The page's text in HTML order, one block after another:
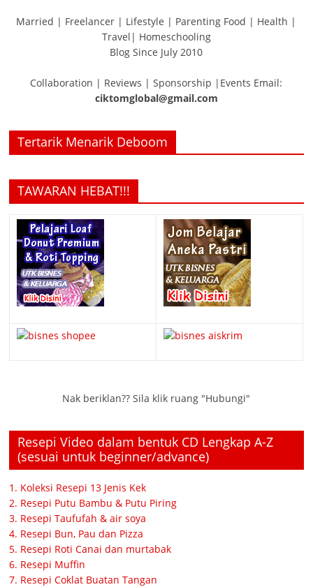
Married | Freelancer | Lifestyle | Parenting Food | Health |
Travel| Homeschooling
Blog Since July 2010
Collaboration | Reviews | Sponsorship |Events Email:
ciktomglobal@gmail.com
Tertarik Menarik Deboom
TAWARAN HEBAT!!!
Nak beriklan?? Sila klik ruang "Hubungi"
Resepi Video dalam bentuk CD Lengkap A-Z
(sesuai untuk beginner/advance)
1. Koleksi Resepi 13 Jenis Kek
2. Resepi Putu Bambu & Putu Piring
3. Resepi Taufufah & air soya
4. Resepi Bun, Pau dan Pizza
5. Resepi Roti Canai dan murtabak
6. Resepi Muffin
7. Resepi Coklat Buatan Tangan